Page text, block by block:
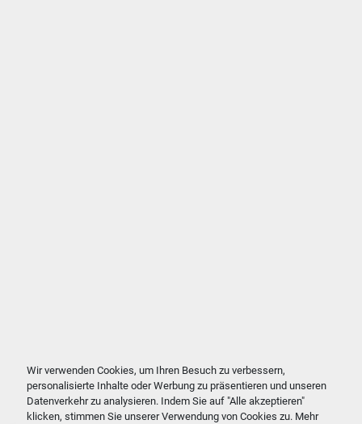
Wir verwenden Cookies, um Ihren Besuch zu verbessern,
personalisierte Inhalte oder Werbung zu präsentieren und unseren
Datenverkehr zu analysieren. Indem Sie auf "Alle akzeptieren"
klicken, stimmen Sie unserer Verwendung von Cookies zu. Mehr